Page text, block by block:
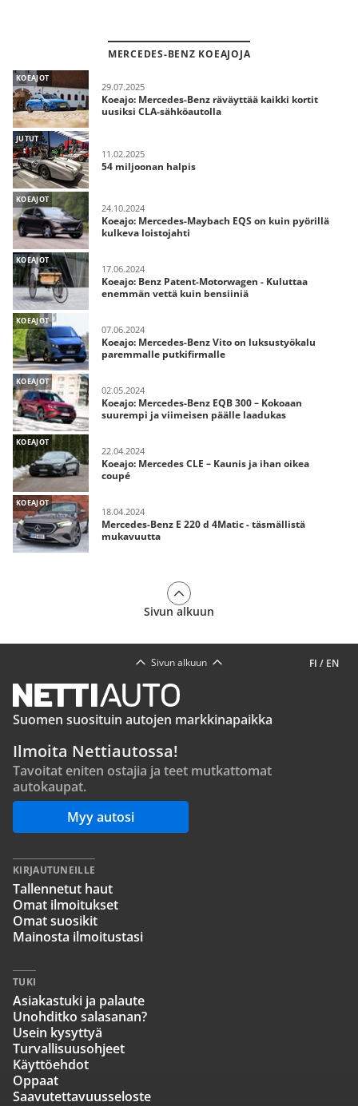
MERCEDES-BENZ KOEAJOJA
KOEAJOT
29.07.2025
Koeajo: Mercedes-Benz räväyttää kaikki kortit
uusiksi CLA-sähköautolla
JUTUT
11.02.2025
54 miljoonan halpis
KOEAJOT
24.10.2024
Koeajo: Mercedes-Maybach EQS on kuin pyörillä
kulkeva loistojahti
KOEAJOT
17.06.2024
Koeajo: Benz Patent-Motorwagen - Kuluttaa
enemmän vettä kuin bensiiniä
KOEAJOT
07.06.2024
Koeajo: Mercedes-Benz Vito on luksustyökalu
paremmalle putkifirmalle
KOEAJOT
02.05.2024
Koeajo: Mercedes-Benz EQB 300 – Kokoaan
suurempi ja viimeisen päälle laadukas
KOEAJOT
22.04.2024
Koeajo: Mercedes CLE – Kaunis ja ihan oikea
coupé
KOEAJOT
18.04.2024
Mercedes-Benz E 220 d 4Matic - täsmällistä
mukavuutta
Sivun alkuun
FI / EN
Sivun alkuun
Suomen suosituin autojen markkinapaikka
Ilmoita Nettiautossa!
Tavoitat eniten ostajia ja teet mutkattomat
autokaupat.
Myy autosi
KIRJAUTUNEILLE
Tallennetut haut
Omat ilmoitukset
Omat suosikit
Mainosta ilmoitustasi
TUKI
Asiakastuki ja palaute
Unohditko salasanan?
Usein kysyttyä
Turvallisuusohjeet
Käyttöehdot
Oppaat
Saavutettavuusseloste